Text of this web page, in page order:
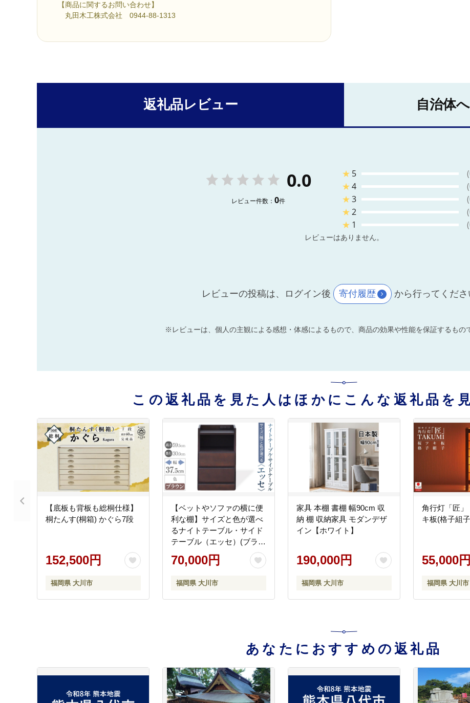
【商品に関するお問い合わせ】
丸田木工株式会社 0944-88-1313
返礼品レビュー 自治体
0.0
レビュー件数： 0件
★ 5
★4
★3
★2
★ 1
レビューはありません。
レビューの投稿は、ログイン後 寄付履歴 から行ってくださ
※レビューは、個人の主観による感想・体感によるもので、商品の効果や性能を保証するもの
この返礼品を見た人はほかにこんな返礼品を
【底板も背板も総桐仕様】
桐たんす(桐箱) かぐら7段
152,500円
福岡県 大川市
【ベットやソファの横に便
利な棚】サイズと色が選べ
るナイトテーブル・サイド
テーブル（エッセ）(ブラウ
ン・幅37.5cm)
70,000円
福岡県 大川市
家具 本棚 書棚 幅90cm 収
納 棚 収納家具 モダンデザ
イン【ホワイト】
190,000円
福岡県 大川市
角行灯「匠
キ板(格子組
55,000円
福岡県 大川市
あなたにおすすめの返礼品